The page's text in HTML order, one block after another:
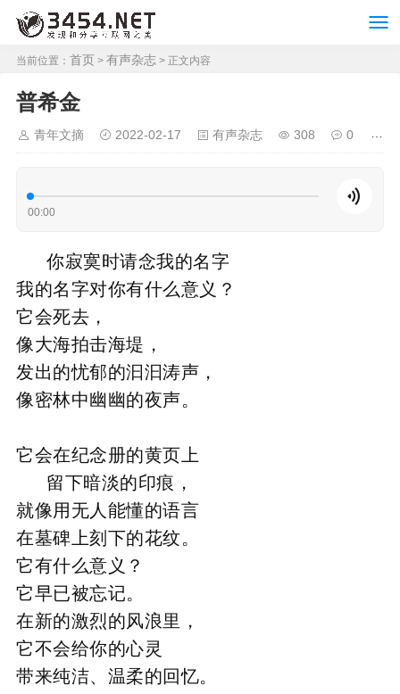
当前位置： 首页 > 有声杂志 > 正文内容
普希金
青年文摘 2022-02-17 有声杂志 308 0
00:00
你寂寞时请念我的名字
我的名字对你有什么意义？
它会死去，
像大海拍击海堤，
发出的忧郁的汩汩涛声，
像密林中幽幽的夜声。
它会在纪念册的黄页上
留下暗淡的印痕，
就像用无人能懂的语言
在墓碑上刻下的花纹。
它有什么意义？
它早已被忘记。
在新的激烈的风浪里，
它不会给你的心灵
带来纯洁、温柔的回忆。